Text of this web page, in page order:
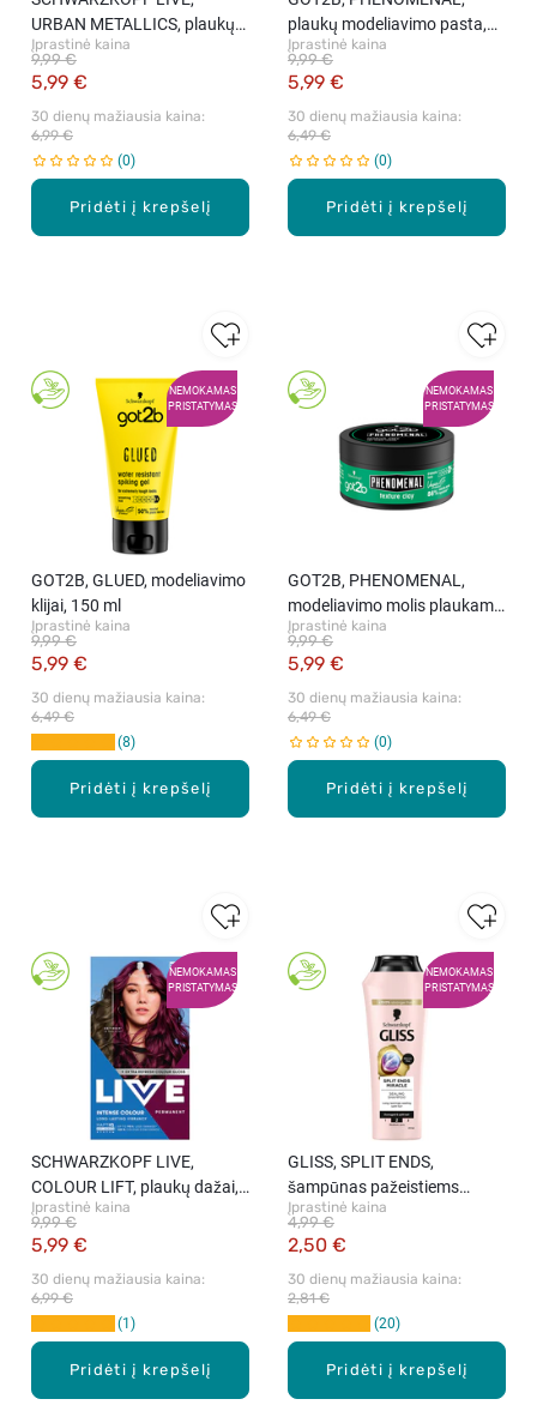
Pridėti į krepšelį
URBAN METALLICS, plaukų
dažai, U69 Amethyst
Chrome, 1 rink.
Įprastinė kaina
5,99 €
9,99 €
30 dienų mažiausia kaina:
6,99 €
0
Pridėti į krepšelį
plaukų modeliavimo pasta,
100 ml
Įprastinė kaina
5,99 €
9,99 €
30 dienų mažiausia kaina:
6,49 €
0
NEMOKAMAS
PRISTATYMAS
Pridėti į krepšelį
GOT2B, GLUED, modeliavimo
klijai, 150 ml
Įprastinė kaina
5,99 €
9,99 €
30 dienų mažiausia kaina:
6,49 €
8
NEMOKAMAS
PRISTATYMAS
Pridėti į krepšelį
GOT2B, PHENOMENAL,
modeliavimo molis plaukams,
100 ml
Įprastinė kaina
5,99 €
9,99 €
30 dienų mažiausia kaina:
6,49 €
0
NEMOKAMAS
PRISTATYMAS
Pridėti į krepšelį
SCHWARZKOPF LIVE,
COLOUR LIFT, plaukų dažai,
L76 Ultra Violet, rink.
Įprastinė kaina
5,99 €
9,99 €
30 dienų mažiausia kaina:
6,99 €
1
NEMOKAMAS
PRISTATYMAS
Pridėti į krepšelį
GLISS, SPLIT ENDS,
šampūnas pažeistiems
plaukams, 250 ml
Įprastinė kaina
2,50 €
4,99 €
30 dienų mažiausia kaina:
2,81 €
20